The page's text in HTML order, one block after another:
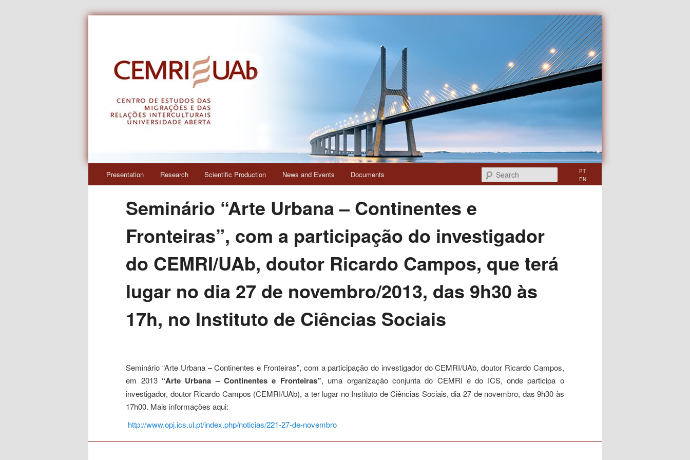
menu
Skip
Presentation Research Scientific Production News and Events Documents Search
PT
EN
Seminário “Arte Urbana – Continentes e
Fronteiras”, com a participação do investigador
do CEMRI/UAb, doutor Ricardo Campos, que terá
lugar no dia 27 de novembro/2013, das 9h30 às
17h, no Instituto de Ciências Sociais
Seminário “Arte Urbana – Continentes e Fronteiras”, com a participação do investigador do CEMRI/UAb, doutor Ricardo Campos,
em 2013 “Arte Urbana – Continentes e Fronteiras”, uma organização conjunta do CEMRI e do ICS, onde participa o
investigador, doutor Ricardo Campos (CEMRI/UAb), a ter lugar no Instituto de Ciências Sociais, dia 27 de novembro, das 9h30 às
17h00. Mais informações aqui:
http://www.opj.ics.ul.pt/index.php/noticias/221-27-de-novembro